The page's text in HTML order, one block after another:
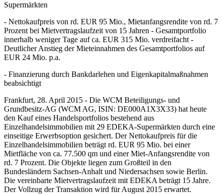
Supermärkten
- Nettokaufpreis von rd. EUR 95 Mio., Mietanfangsrendite von rd. 7
Prozent bei Mietvertragslaufzeit von 15 Jahren - Gesamtportfolio
innerhalb weniger Tage auf ca. EUR 315 Mio. verdreifacht -
Deutlicher Anstieg der Mieteinnahmen des Gesamtportfolios auf
EUR 24 Mio. p.a.
- Finanzierung durch Bankdarlehen und Eigenkapitalmaßnahmen
beabsichtigt
Frankfurt, 28. April 2015 - Die WCM Beteiligungs- und
Grundbesitz-AG (WCM AG, ISIN: DE000A1X3X33) hat heute
den Kauf eines Handelsportfolios bestehend aus
Einzelhandelsimmobilien mit 29 EDEKA-Supermärkten durch eine
einseitige Erwerbsoption gesichert. Der Nettokaufpreis für die
Einzelhandelsimmobilien beträgt rd. EUR 95 Mio. bei einer
Mietfläche von ca. 77.500 qm und einer Miet-Anfangsrendite von
rd. 7 Prozent. Die Objekte liegen zum Großteil in den
Bundesländern Sachsen-Anhalt und Niedersachsen sowie Berlin.
Die vereinbarte Mietvertragslaufzeit mit EDEKA beträgt 15 Jahre.
Der Vollzug der Transaktion wird für August 2015 erwartet.